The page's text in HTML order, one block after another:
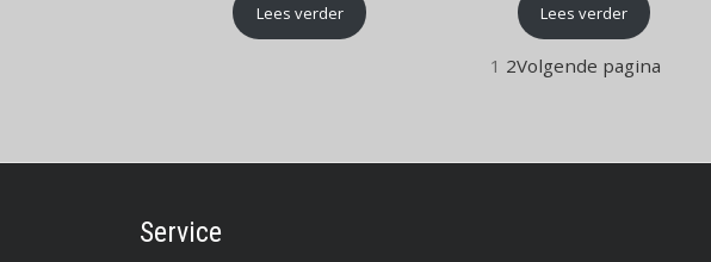
Lees verder Lees verder
1 2Volgende pagina
Service